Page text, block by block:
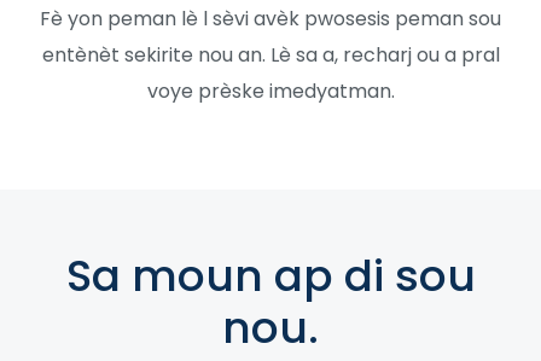
Fè yon peman lè l sèvi avèk pwosesis peman sou
entènèt sekirite nou an. Lè sa a, recharj ou a pral
voye prèske imedyatman.
Sa moun ap di sou
nou.